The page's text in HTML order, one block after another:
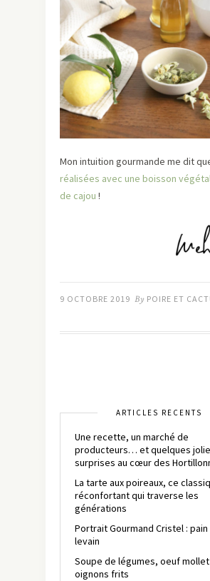
Mon intuition gourmande me dit
réalisées avec une boisson
de cajou !
9 OCTOBRE 2019 By POIRE ET
ARTICLES RÉCENTS
Une recette, un marché de
producteurs… et quelques
surprises au cœur des
La tarte aux poireaux, ce
réconfortant qui traverse les
générations
Portrait Gourmand Cristel : pain
levain
Soupe de légumes, oeuf
oignons frits